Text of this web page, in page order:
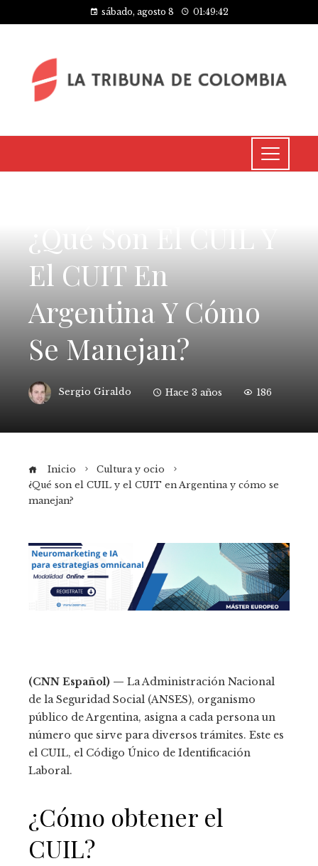
sábado, agosto 8 01:49:42
¿Qué Son El CUIL Y
El CUIT En
Argentina Y Cómo
Se Manejan?
Sergio Giraldo Hace 3 años 186
Inicio
Cultura y ocio
¿Qué son el CUIL y el CUIT en Argentina y cómo se
manejan?
(CNN Español) — La Administración Nacional
de la Seguridad Social (ANSES), organismo
público de Argentina, asigna a cada persona un
número que sirve para diversos trámites. Este es
el CUIL, el Código Único de Identificación
Laboral.
¿Cómo obtener el
CUIL?